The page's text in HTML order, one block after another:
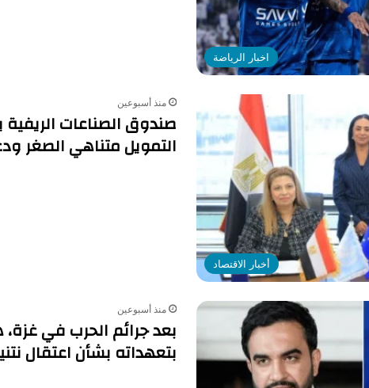
اخبار الرياضة
أخبار الاقتصاد
منذ أسبوعين
صندوق الصناعات الريفية
التمويل متناهي الصغر
منذ أسبوعين
بعد جرائم الحرب في
بتعهداته بشأن اعتقال